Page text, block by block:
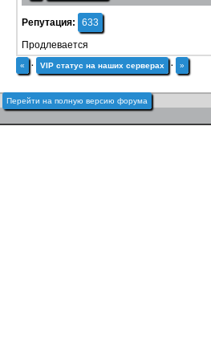
Репутация:
633
Продлевается
« · VIP статус на наших серверах · »
Перейти на полную версию форума